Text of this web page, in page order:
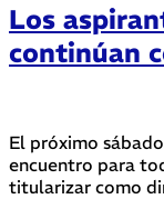
Los
continúan
El próximo
encuentro para
titularizar como